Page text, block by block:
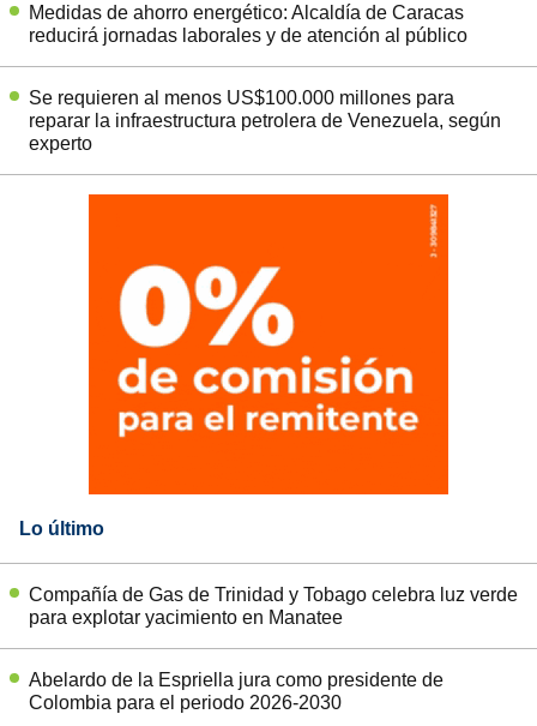
Medidas de ahorro energético: Alcaldía de Caracas
reducirá jornadas laborales y de atención al público
Se requieren al menos US$100.000 millones para
reparar la infraestructura petrolera de Venezuela, según
experto
Lo último
Compañía de Gas de Trinidad y Tobago celebra luz verde
para explotar yacimiento en Manatee
Abelardo de la Espriella jura como presidente de
Colombia para el periodo 2026-2030